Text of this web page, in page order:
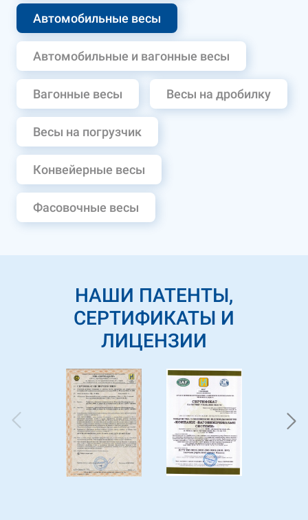
Автомобильные весы
Автомобильные и вагонные весы
Вагонные весы Весы на дробилку
Весы на погрузчик
Конвейерные весы
Фасовочные весы
НАШИ ПАТЕНТЫ,
СЕРТИФИКАТЫ И
ЛИЦЕНЗИИ